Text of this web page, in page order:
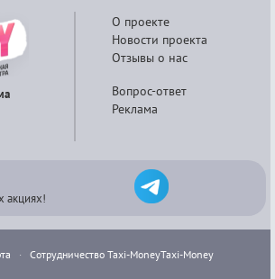
О проекте
Новости проекта
Отзывы о нас
Вопрос-ответ
Реклама
акциях!
· Сотрудничество Taxi-MoneyTaxi-Money